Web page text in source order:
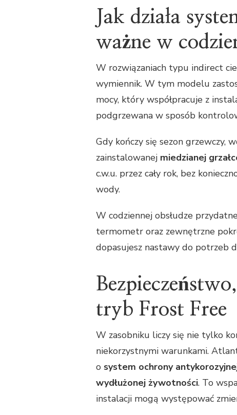
Jak działa
ważne w
W rozwiązaniach typu indirect
wymiennik. W tym modelu
mocy, który współpracuje z
podgrzewana w sposób
Gdy kończy się sezon grzewczy,
zainstalowanej miedzianej
c.w.u. przez cały rok, bez
wody.
W codziennej obsłudze
termometr oraz zewnętrzne
dopasujesz nastawy do potrzeb
tryb Frost Free
W zasobniku liczy się nie tylko
niekorzystnymi warunkami.
o system ochrony antykorozyjnej
wydłużonej żywotności. To
instalacji mogą występować